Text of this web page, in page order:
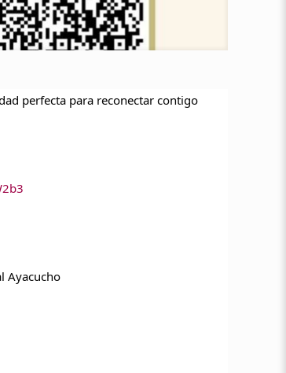
perfecta para reconectar contigo
Ayacucho